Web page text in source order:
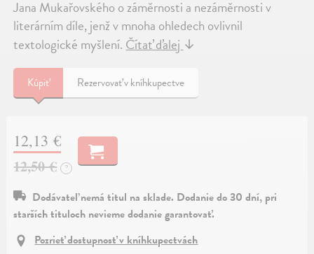
Jana Mukařovského o záměrnosti a nezáměrnosti v
literárním díle, jenž v mnoha ohledech ovlivnil
textologické myšlení.Čítať ďalej↓
Kúpiť Rezervovať v kníhkupectve
12,13 €
12,50 € ?
Dodávateľ nemá titul na sklade. Dodanie do 30 dní, pri
starších tituloch nevieme dodanie garantovať.
Pozrieť dostupnosť v kníhkupectvách